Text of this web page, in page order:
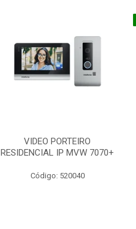
VIDEO PORTEIRO
RESIDENCIAL IP MVW 7070+
Código: 520040